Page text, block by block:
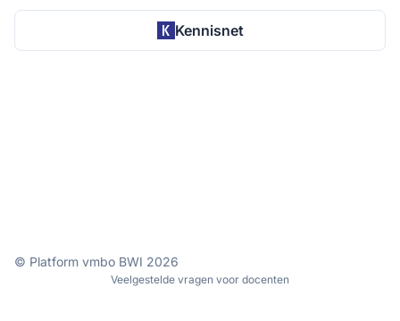
Kennisnet
© Platform vmbo BWI 2026
Veelgestelde vragen voor docenten